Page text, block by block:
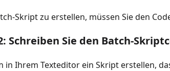
Skript zu erstellen, müssen Sie den
Schreiben Sie den Batch-
in Ihrem Texteditor ein Skript erstellen,